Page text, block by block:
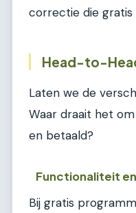
correctie die gratis
Head-to-
Laten we de
Waar draait het
en betaald?
Functionaliteit
Bij gratis